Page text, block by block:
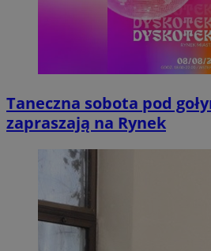
Taneczna sobota pod
zapraszają na Rynek